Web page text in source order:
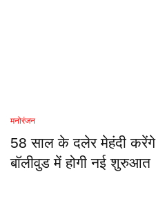
मनोरंजन
58 साल के दलेर मेहंदी
बॉलीवुड में होगी नई शुरुआत